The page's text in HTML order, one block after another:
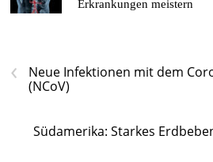
Erkrankungen meistern
‹
Neue Infektionen mit dem
(NCoV)
Südamerika: Starkes